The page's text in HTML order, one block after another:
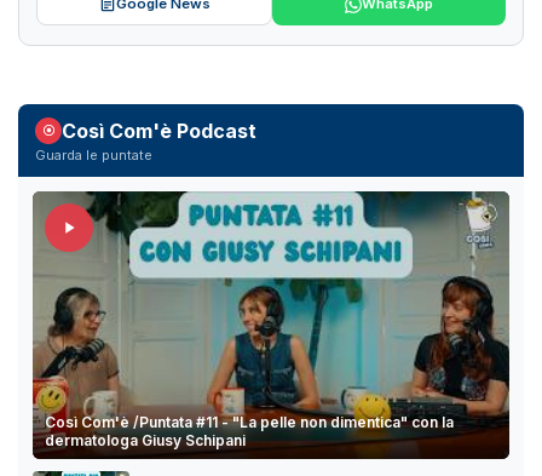
Google News WhatsApp
Così Com'è Podcast
Guarda le puntate
Così Com'è /Puntata #11 - "La pelle non dimentica" con la
dermatologa Giusy Schipani